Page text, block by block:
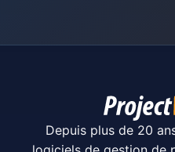
Depuis plus de 20